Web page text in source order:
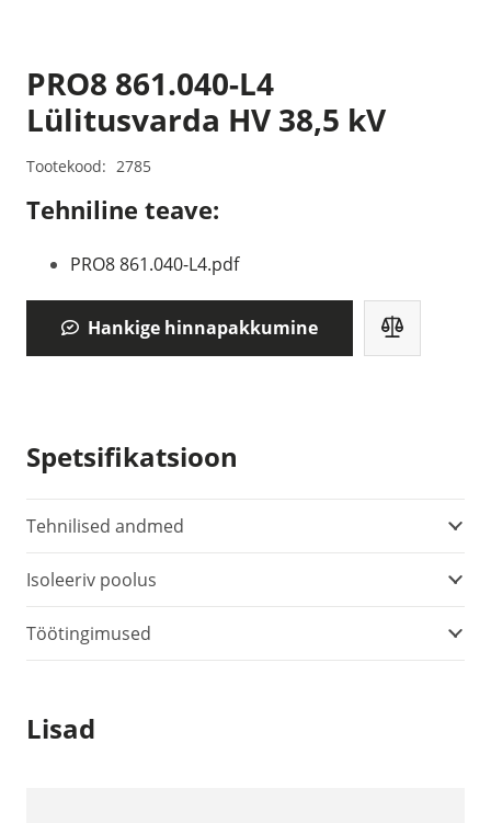
PRO8 861.040-L4
Lülitusvarda HV 38,5 kV
Tootekood: 2785
Tehniline teave:
PRO8 861.040-L4.pdf
Hankige hinnapakkumine
Spetsifikatsioon
Tehnilised andmed
Isoleeriv poolus
Töötingimused
Lisad